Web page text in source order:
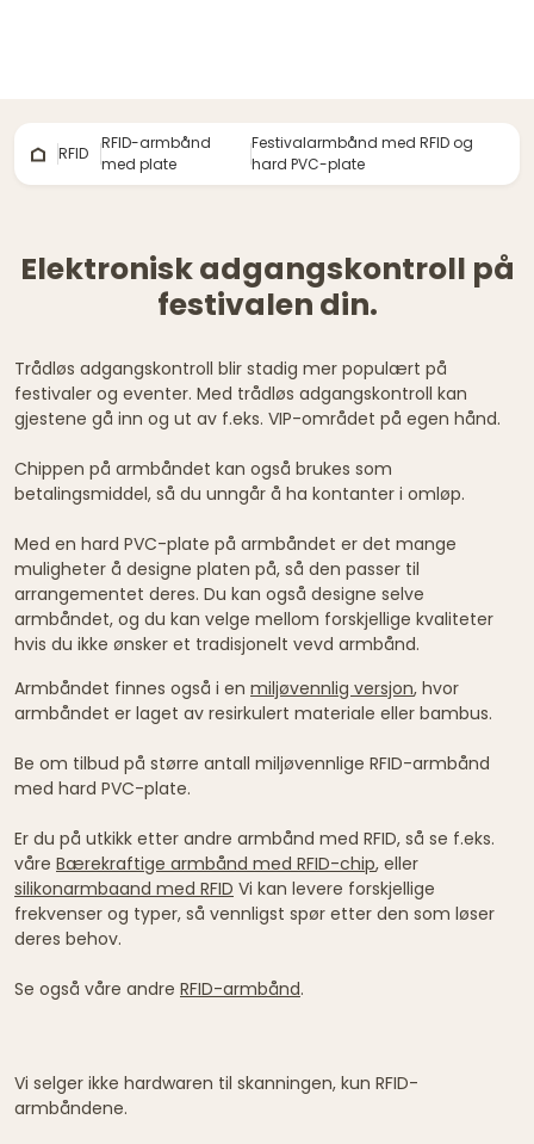
RFID
RFID-armbånd
med plate
Festivalarmbånd med RFID og
hard PVC-plate
Elektronisk adgangskontroll på
festivalen din.
Trådløs adgangskontroll blir stadig mer populært på
festivaler og eventer. Med trådløs adgangskontroll kan
gjestene gå inn og ut av f.eks. VIP-området på egen hånd.
Chippen på armbåndet kan også brukes som
betalingsmiddel, så du unngår å ha kontanter i omløp.
Med en hard PVC-plate på armbåndet er det mange
muligheter å designe platen på, så den passer til
arrangementet deres. Du kan også designe selve
armbåndet, og du kan velge mellom forskjellige kvaliteter
hvis du ikke ønsker et tradisjonelt vevd armbånd.
Armbåndet finnes også i en miljøvennlig versjon, hvor
armbåndet er laget av resirkulert materiale eller bambus.
Be om tilbud på større antall miljøvennlige RFID-armbånd
med hard PVC-plate.
Er du på utkikk etter andre armbånd med RFID, så se f.eks.
våre Bærekraftige armbånd med RFID-chip, eller
silikonarmbaand med RFID Vi kan levere forskjellige
frekvenser og typer, så vennligst spør etter den som løser
deres behov.
Se også våre andre RFID-armbånd.
Vi selger ikke hardwaren til skanningen, kun RFID-
armbåndene.